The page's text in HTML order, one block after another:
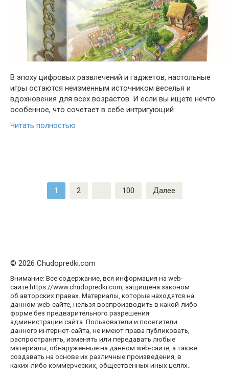
В эпоху цифровых развлечений и гаджетов, настольные
игры остаются неизменным источником веселья и
вдохновения для всех возрастов. И если вы ищете нечто
особенное, что сочетает в себе интригующий
Читать полностью
1 2 … 100 Далее
© 2026 Chudopredki.com
Внимание: Все содержание, вся информация на web-
сайте https://www.chudopredki.com, защищена законом
об авторских правах. Материалы, которые находятся на
данном web-сайте, нельзя воспроизводить в какой-либо
форме без предварительного разрешения
администрации сайта. Пользователи и посетители
данного интернет-сайта, не имеют права публиковать,
распространять, изменять или передавать любые
материалы, обнаруженные на данном web-сайте, а также
создавать на основе их различные произведения, в
каких-либо коммерческих, общественных иных целях..